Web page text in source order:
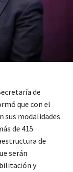
de
que con el
sus modalidades
de 415
de
serán
y